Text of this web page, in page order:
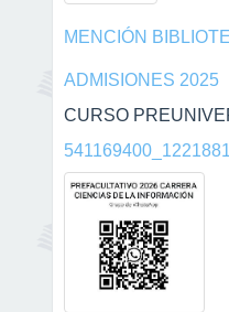
MENCIÓN
ADMISIONES 2025
CURSO